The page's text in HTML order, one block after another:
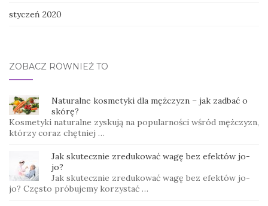
styczeń 2020
ZOBACZ RÓWNIEŻ TO
Naturalne kosmetyki dla mężczyzn – jak zadbać o
skórę?
Kosmetyki naturalne zyskują na popularności wśród mężczyzn,
którzy coraz chętniej …
Jak skutecznie zredukować wagę bez efektów jo-
jo?
Jak skutecznie zredukować wagę bez efektów jo-
jo? Często próbujemy korzystać …